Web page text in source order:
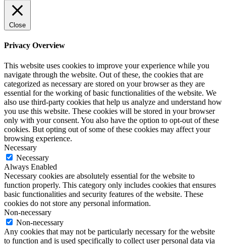
Close
Privacy Overview
This website uses cookies to improve your experience while you
navigate through the website. Out of these, the cookies that are
categorized as necessary are stored on your browser as they are
essential for the working of basic functionalities of the website. We
also use third-party cookies that help us analyze and understand how
you use this website. These cookies will be stored in your browser
only with your consent. You also have the option to opt-out of these
cookies. But opting out of some of these cookies may affect your
browsing experience.
Necessary
Necessary
Always Enabled
Necessary cookies are absolutely essential for the website to
function properly. This category only includes cookies that ensures
basic functionalities and security features of the website. These
cookies do not store any personal information.
Non-necessary
Non-necessary
Any cookies that may not be particularly necessary for the website
to function and is used specifically to collect user personal data via